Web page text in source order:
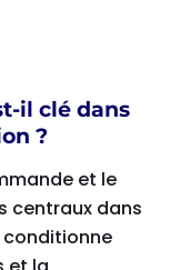
il clé dans
?
et le
centraux dans
conditionne